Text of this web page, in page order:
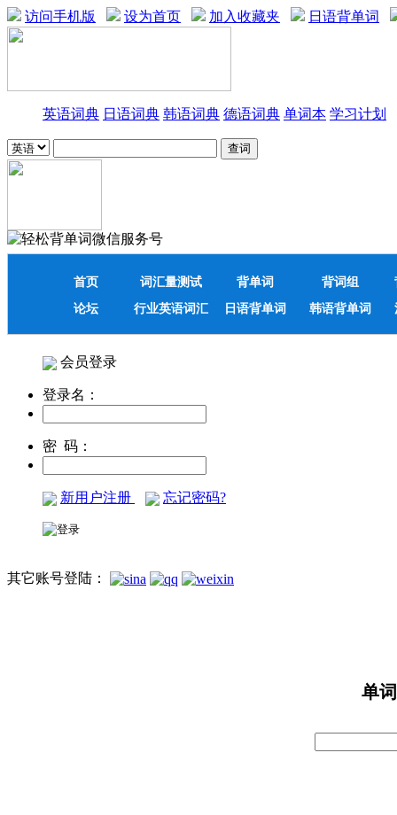
访问手机版 设为首页 加入收藏夹 日语背单词
英语词典 日语词典 韩语词典 德语词典 单词本 学习计划
首页 词汇量测试 背单词 背词组
论坛
行业英语词汇 日语背单词 韩语背单词
会员登录
登录名：
密 码：
新用户注册 忘记密码?
其它账号登陆：
单